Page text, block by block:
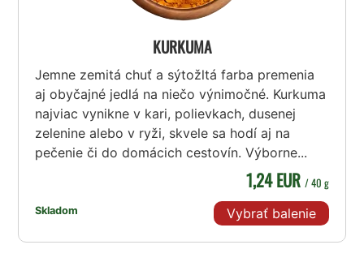
KURKUMA
Jemne zemitá chuť a sýtožltá farba premenia
aj obyčajné jedlá na niečo výnimočné. Kurkuma
najviac vynikne v kari, polievkach, dusenej
zelenine alebo v ryži, skvele sa hodí aj na
pečenie či do domácich cestovín. Výborne...
Skladom
1,24 EUR / 40 g
Vybrať balenie